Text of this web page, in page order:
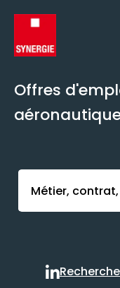
Offres
Activer